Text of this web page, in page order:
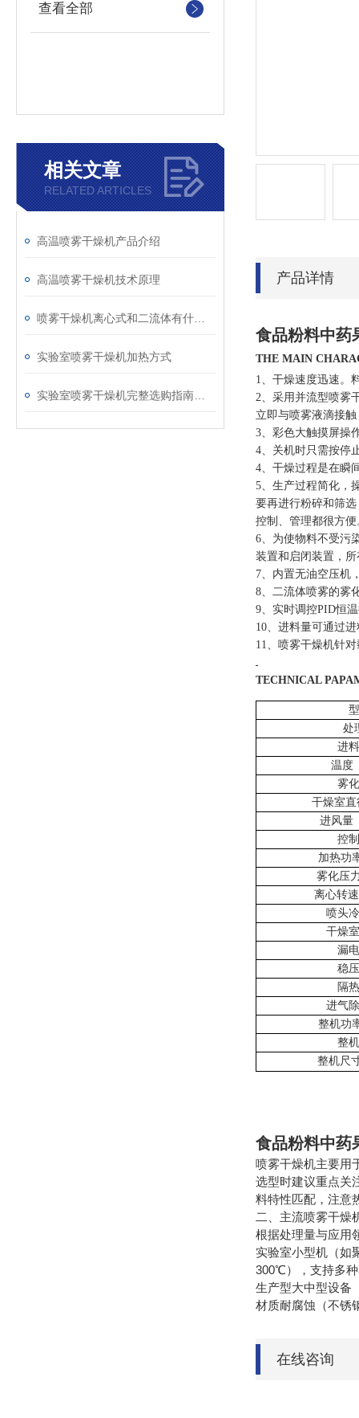
查看全部
相关文章
RELATED ARTICLES
高温喷雾干燥机产品介绍
高温喷雾干燥机技术原理
实验室喷雾干燥机加热方式
产品详情
食品粉料中药
THE MAIN
1、干燥速度迅速。
2、采用并流型喷雾
立即与喷雾液滴接
3、彩色大触摸屏操
4、关机时只需按停
4、干燥过程是在瞬
5、生产过程简化，
要再进行粉碎和筛
控制、管理都很方便
6、为使物料不受污
装置和启闭装置，
7、内置无油空压机
8、二流体喷雾的雾
9、实时调控PID恒
10、进料量可通过
11、喷雾干燥机针
TECHNICAL
处
进
温度
雾
干燥室直
进风量
控
加热功
雾化压
离心转
喷头
干燥
漏
稳
隔
进气
整机功
整
整机尺
食品粉料中药
喷雾干燥机主要用
选型时建议重点关
料特性匹配，注意
二、主流喷雾干燥
根据处理量与应用
实验室小型机（如
300℃），支持多
生产型大中型设备
材质耐腐蚀（不锈
在线咨询